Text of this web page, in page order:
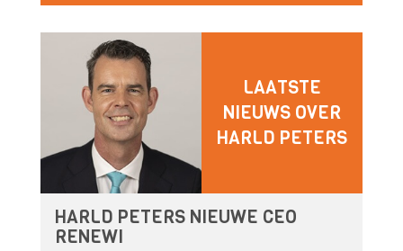
LAATSTE
NIEUWS OVER
HARLD PETERS
HARLD PETERS NIEUWE CEO
RENEWI